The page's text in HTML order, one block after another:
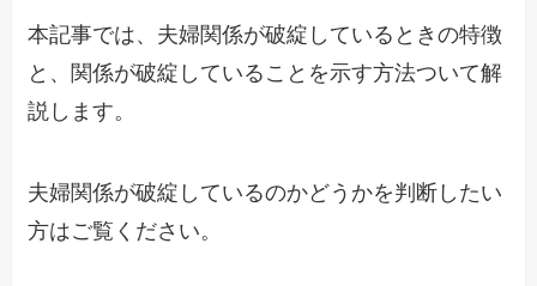
本記事では、夫婦関係が破綻しているときの特徴
と、関係が破綻していることを示す方法ついて解
説します。
夫婦関係が破綻しているのかどうかを判断したい
方はご覧ください。